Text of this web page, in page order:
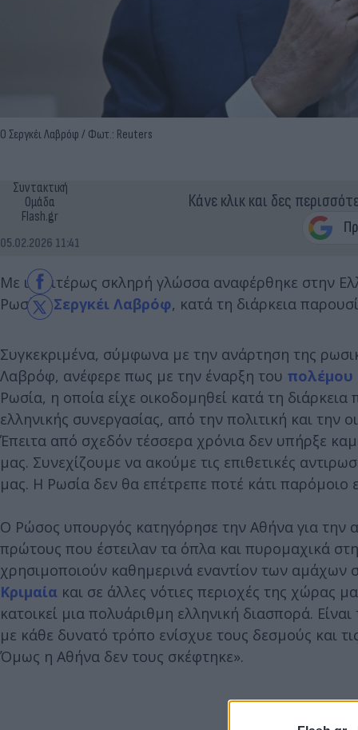
Ο Σεργκέι Λαβρόφ / Φωτ.: Reuters
Συντακτική
Ομάδα
Flash.gr
05.02.2026 11:41
Κάνε κλικ και δες
Με ιδιαιτέρως σκληρή γλώσσα αναφέρθηκε στην
Ρωσίας,Σεργκέι Λαβρόφ, κατά τη διάρκεια
Συγκεκριμένα, σύμφωνα με την ανάρτηση της
Λαβρόφ, ανέφερε πως με την έναρξη του πολέμου
Ρωσία, η οποία είχε οικοδομηθεί κατά τη
ελληνικής συνεργασίας, από την πολιτική και την
Έπειτα από σχεδόν τέσσερα χρόνια δεν υπήρξε
μας. Συνεχίζουμε να ακούμε τις επιθετικές
μας. Η Ρωσία δεν θα επέτρεπε ποτέ κάτι παρόμοιο
Ο Ρώσος υπουργός κατηγόρησε την Αθήνα για
πρώτους που έστειλαν τα όπλα και πυρομαχικά
χρησιμοποιούν καθημερινά εναντίον των αμάχων
Κριμαία και σε άλλες νότιες περιοχές της χώρας
κατοικεί μια πολυάριθμη ελληνική διασπορά.
με κάθε δυνατό τρόπο ενίσχυε τους δεσμούς και
Όμως η Αθήνα δεν τους σκέφτηκε».